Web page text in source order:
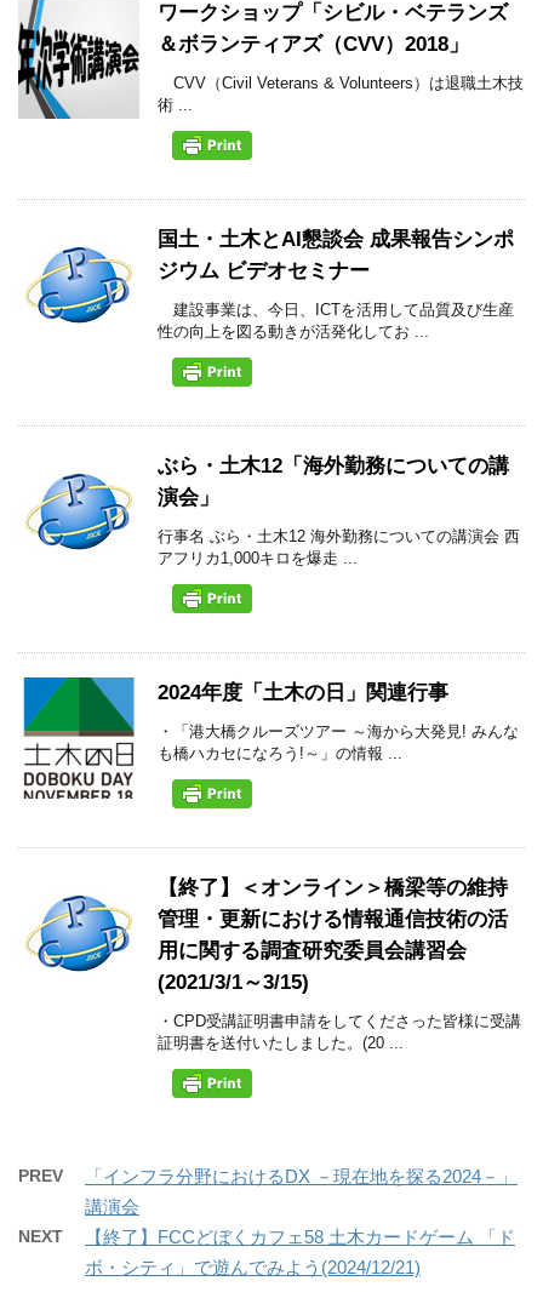
ワークショップ「シビル・ベテランズ
＆ボランティアズ（CVV）2018」
CVV（Civil Veterans & Volunteers）は退職土木技
術 ...
国土・土木とAI懇談会 成果報告シンポ
ジウム ビデオセミナー
建設事業は、今日、ICTを活用して品質及び生産
性の向上を図る動きが活発化してお ...
ぶら・土木12「海外勤務についての講
演会」
行事名 ぶら・土木12 海外勤務についての講演会 西
アフリカ1,000キロを爆走 ...
2024年度「土木の日」関連行事
・「港大橋クルーズツアー ～海から大発見! みんな
も橋ハカセになろう!～」の情報 ...
【終了】＜オンライン＞橋梁等の維持
管理・更新における情報通信技術の活
用に関する調査研究委員会講習会
(2021/3/1～3/15)
・CPD受講証明書申請をしてくださった皆様に受講
証明書を送付いたしました。(20 ...
PREV
「インフラ分野におけるDX －現在地を探る2024－」
講演会
NEXT
【終了】FCCどぼくカフェ58 土木カードゲーム 「ド
ボ・シティ」で遊んでみよう(2024/12/21)